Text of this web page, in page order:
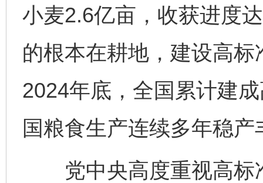
小麦2.6亿亩，收获进度
的根本在耕地，建设高
2024年底，全国累计建
国粮食生产连续多年稳
党中央高度重视高标